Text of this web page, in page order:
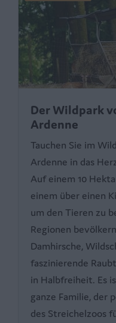
Der Wildpark
Ardenne
Tauchen Sie im
Ardenne in das
Auf einem 10
einem über einen
um den Tieren zu
Regionen
Damhirsche,
faszinierende
in Halbfreiheit. Es
ganze Familie, der
des Streichelzoos